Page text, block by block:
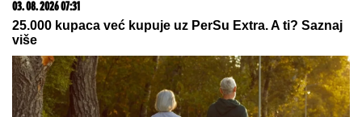
OGLASILA SE TANJA SAVIĆ NAKON
ŠTO JE BRŽE-BOLJE PREKINULA
KONCERT "Meni to mnogo znači",
čim je shvatila da situacija IZMIČE
KONTROLI morala da reaguje